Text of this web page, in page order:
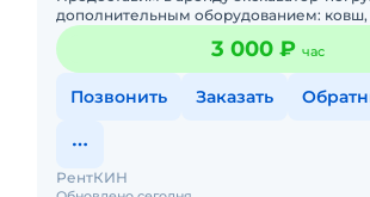
дополнительным оборудованием: ковш,
гидромолот, вилы и ямобур.
спецтехники - половина3 000 ₽ час
Позвонить Заказать
РентКИН